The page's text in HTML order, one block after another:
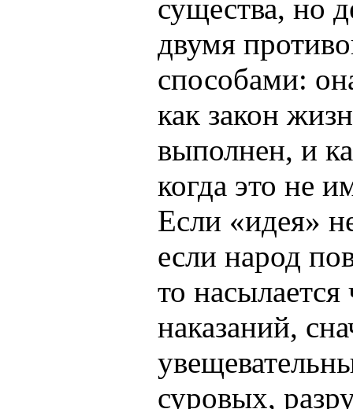
существа, но
двумя
способами:
как закон
выполнен, и
когда это не
Если «идея»
если народ
то насылается
наказаний,
суровых,